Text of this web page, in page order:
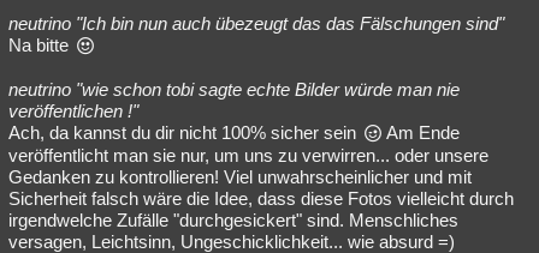
neutrino "Ich bin nun auch übezeugt das das Fälschungen sind"
Na bitte
neutrino "wie schon tobi sagte echte Bilder würde man nie
veröffentlichen !"
Ach, da kannst du dir nicht 100% sicher sein
Am Ende
veröffentlicht man sie nur, um uns zu verwirren... oder unsere
Gedanken zu kontrollieren! Viel unwahrscheinlicher und mit
Sicherheit falsch wäre die Idee, dass diese Fotos vielleicht durch
irgendwelche Zufälle "durchgesickert" sind. Menschliches
versagen, Leichtsinn, Ungeschicklichkeit... wie absurd =)